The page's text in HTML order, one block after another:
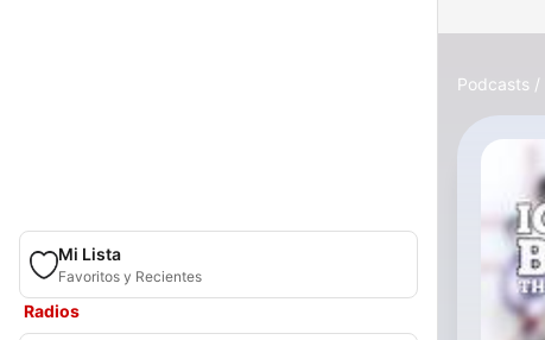
Mi Lista
Favoritos y Recientes
Radios
Podcasts